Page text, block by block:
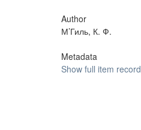
Author
М’Гиль, К. Ф.
Metadata
Show full item record